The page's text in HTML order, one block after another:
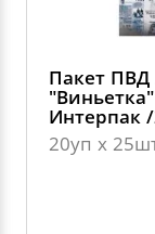
Пакет ПВД
Интерпак
20уп х